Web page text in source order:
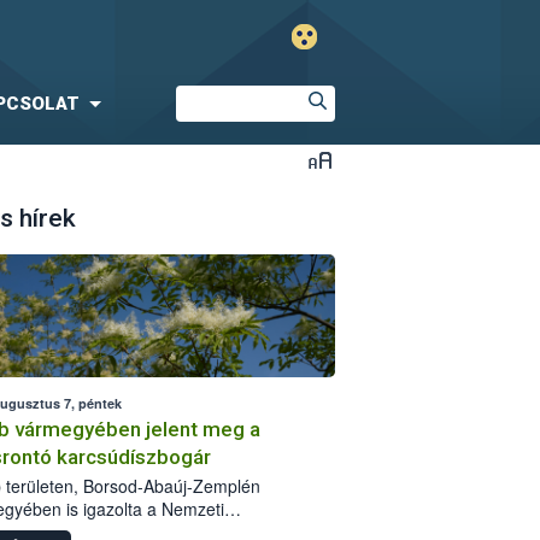
hírek
7, péntek
vármegyében jelent meg a
karcsúdíszbogár
területen, Borsod-Abaúj-Zemplén
is igazolta a Nemzeti
biztonsági Hivatal (Nébih) a